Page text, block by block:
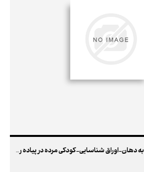
پنج نمایش‌نامه مرد گل به دهان-اوراق شناسایی-کودکی مرده در پیاده رو-رفت و آمد-در خیابان هیچ کس به من نگاه نمی کند (ایتالیا-بلژیک-فرانسه) (تلویزیونی)